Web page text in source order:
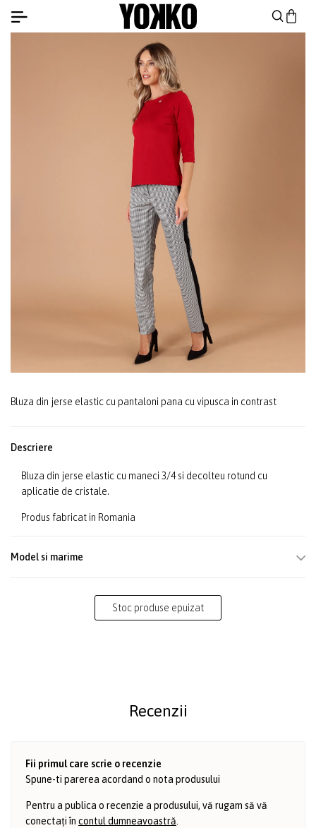
Bluza din jerse elastic cu pantaloni pana cu vipusca in contrast
Descriere
Bluza din jerse elastic cu maneci 3/4 si decolteu rotund cu
aplicatie de cristale.
Produs fabricat in Romania
Model si marime
Stoc produse epuizat
Recenzii
Fii primul care scrie o recenzie
Spune-ti parerea acordand o nota produsului
Pentru a publica o recenzie a produsului, vă rugam să vă
conectați în contul dumneavoastră.